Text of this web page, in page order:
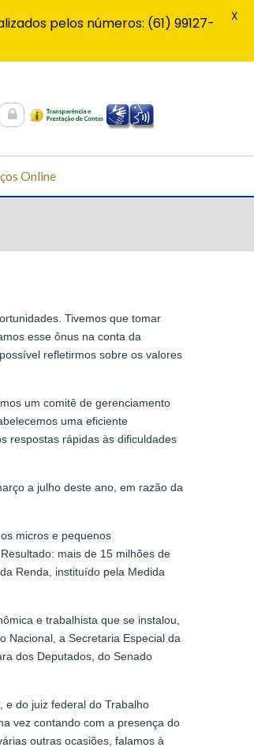
Online
Tivemos que tomar
esse ônus na conta da
refletirmos sobre os valores
um comitê de gerenciamento
uma eficiente
respostas rápidas às dificuldades
a julho deste ano, em razão da
micros e pequenos
mais de 15 milhões de
Renda, instituído pela Medida
e trabalhista que se instalou,
Nacional, a Secretaria Especial da
dos Deputados, do Senado
e do juiz federal do Trabalho
vez contando com a presença do
outras ocasiões, falamos à
pelos números: (61) 99127-
X